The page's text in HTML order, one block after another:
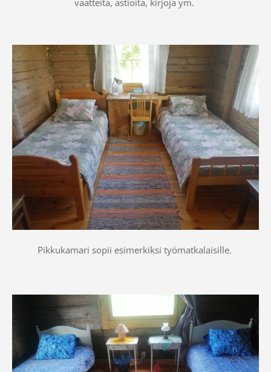
Pikkukamari sopii esimerkiksi työmatkalaisille.